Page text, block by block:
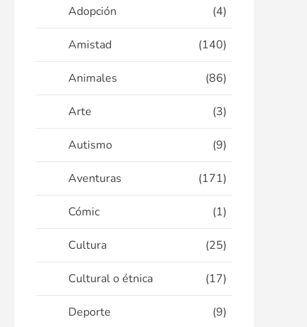
Adopción (4)
Amistad (140)
Animales (86)
Arte (3)
Autismo (9)
Aventuras (171)
Cómic (1)
Cultura (25)
Cultural o étnica (17)
Deporte (9)